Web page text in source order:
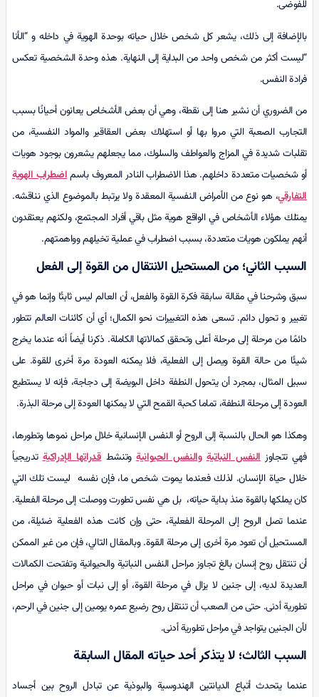
للفوضى.
بالإضافة إلى ذلك، يشعر كل شخص خلال حياته بوحدة الهوية في داخله و “الأنا
“ليست أكثر من شخص واحد من البداية إلى النهاية. هذه وحدة الشخصية تعكس
فرادة النفس.
من الضروري أن نشير هنا إلى نقطة، وهي أن بعض الأشخاص يعانون أحيانًا بسبب
التجارب الصعبة التي مروا بها أو استهلاك بعض العقاقير والمواد النفسية، من
تقلبات شديدة في المزاج والعواطف والسلوك، مما يجعلهم يشعرون بوجود هويات
أو شخصيات متعددة داخلهم. هذا الاضطراب النادر المعروف باسماضطراب الهوية
التفارقي، هو نوع من الأمراض النفسية المعقدة ولا يرتبط بالموضوع الذي نناقشه.
يمتلك هؤلاء الأشخاص في الواقع هوية مثل باقي أفراد المجتمع، ولكنهم يعتقدون
أنهم يملكون هويات متعددة، بسبب اضطراب في عملية تخيلهم وواهمتهم.
السبب الثاني؛ من المستحيل الانتقال من القوة إلى الفعل
سبق وشرحنا في مقالة سابقة فكرة القوة والفعل، أن العالم ليس ثابتًا وإنما هو في
تغيير و تحول دائم. تسعى هذه التغييرات نحو الكمال؛ أي أن كائنات العالم تتطور
دائمًا من مرحلة إلى مرحلة أعلى وتحقق كمالاتها الكاملة. ذكرنا أيضاً أنه عندما يخرج
شيئًا من حالة القوة ويصل إلى الفعلية، فلا يمكنه العودة مرة أخرى للقوة. على
سبيل المثال، بمجرد أن يتحول النطفة داخل البويضة إلى دجاجة، فإنه لا يستطيع
العودة إلى مرحلة النطفة، تماما كحبة القمح التي لا يمكنها العودة إلى مرحلة البذرة.
وهكذا هو الحال بالنسبة إلى الروح أو النفس الإنسانية خلال مراحل نموها وتطورها،
فهي تتجاوزالنفس النباتية والنفس الحيوانيةوتنشطقدراتها الإدراكيةتدريجياً
خلال حياة الإنسان. لذلك فعندما يموت شخص ما، فإن نفسه ليست تلك التي
كان يملكها بالقوة منذ بداية حياته، بل هي نفس تطورت ووصلت إلى مرحلة الفعلية.
عندما تصل الروح إلى المرحلة الفعلية، حتى وإن كانت هذه الفعلية ضئيلة، من
المستحيل أن تعود مرة أخرى إلى مرحلة القوة. وبالمقال التالي، فإن من غير الممكن
أن تنتقل روح إنسان بالغ تجاوز مراحل النفس النباتية والحيوانية وتفتحت الكمالات
العديدة لديه، إلى جنين لا يزال في مرحلة القوة، أو إلى نبات أو حيوان في مراحل
تطورية أدنى. حتى من الصعب أن تنتقل روح رضيع عمره يومين إلى جنين في الرحم،
لأن الجنين يتواجد في مراحل تطورية أدنى.
السبب الثالث؛ لا يتذكر أحد حياته المقال السابقة
عندما يتحدث أتباع الديانتين الهندوسية والبوذية عن تبادل الروح بين أجساد